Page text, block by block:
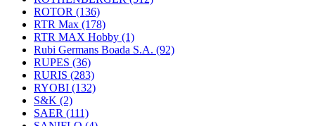
ROTOR (136)
RTR Max (178)
RTR MAX Hobby (1)
Rubi Germans Boada S.A. (92)
RUPES (36)
RURIS (283)
RYOBI (132)
S&K (2)
SAER (111)